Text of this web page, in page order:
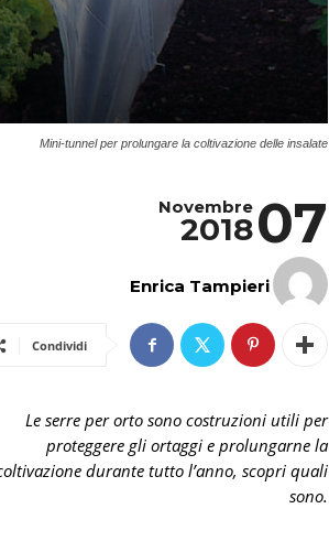
Mini-tunnel per prolungare la coltivazione delle insalate
07
Novembre
2018
Enrica Tampieri
Condividi
Le serre per orto sono costruzioni utili per
proteggere gli ortaggi e prolungarne la
durante tutto l’anno, scopri quali
sono.